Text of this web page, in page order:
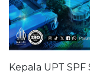
Kepala UPT SPF